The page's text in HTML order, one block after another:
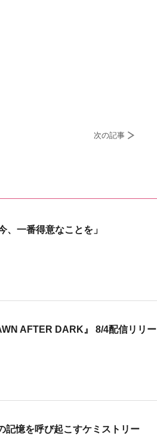
次の記事
、一番得意なことを」
AFTER DARK』 8/4配信リリー
記憶を呼び起こすケミストリー